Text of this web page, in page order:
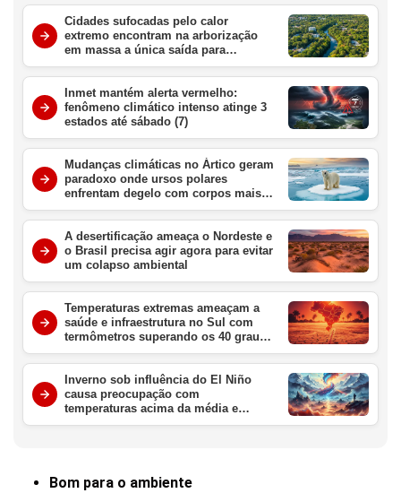
Cidades sufocadas pelo calor
extremo encontram na arborização
em massa a única saída para
sobreviver ao aquecimento global
Inmet mantém alerta vermelho:
fenômeno climático intenso atinge 3
estados até sábado (7)
Mudanças climáticas no Ártico geram
paradoxo onde ursos polares
enfrentam degelo com corpos mais
gordos e saudáveis
A desertificação ameaça o Nordeste e
o Brasil precisa agir agora para evitar
um colapso ambiental
Temperaturas extremas ameaçam a
saúde e infraestrutura no Sul com
termômetros superando os 40 graus
nesta semana
Inverno sob influência do El Niño
causa preocupação com
temperaturas acima da média e
chuvas intensas no Brasil
Bom para o ambiente